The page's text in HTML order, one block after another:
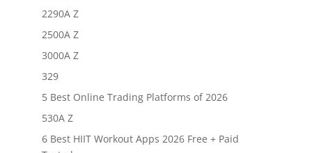
2290A Z
2500A Z
3000A Z
329
5 Best Online Trading Platforms of 2026
530A Z
6 Best HIIT Workout Apps 2026 Free + Paid